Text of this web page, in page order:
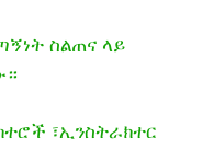
ስልጠና ላይ
፣ኢንስትራክተር